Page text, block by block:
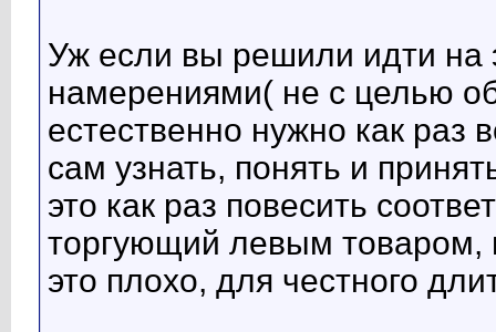
Уж если вы решили идти на
намерениями( не с целью
естественно нужно как раз
сам узнать, понять и
это как раз повесить
торгующий левым товаром,
это плохо, для честного